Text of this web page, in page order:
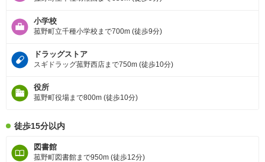
小学校
菰野町立千種小学校まで700m (徒歩9分)
ドラッグストア
スギドラッグ菰野西店まで750m (徒歩10分)
役所
菰野町役場まで800m (徒歩10分)
徒歩15分以内
図書館
菰野町図書館まで950m (徒歩12分)